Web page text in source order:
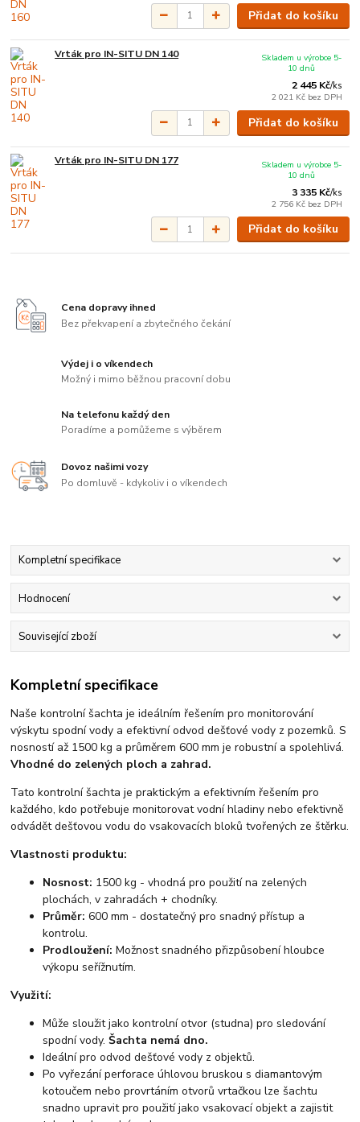
Přidat do košíku
Vrták pro IN-SITU DN 140
2 445 Kč/ks
2 021 Kč bez DPH
Skladem u výrobce 5-
10 dnů
Přidat do košíku
Vrták pro IN-SITU DN 177
3 335 Kč/ks
2 756 Kč bez DPH
Skladem u výrobce 5-
10 dnů
Přidat do košíku
Cena dopravy ihned
Bez překvapení a zbytečného čekání
Výdej i o víkendech
Možný i mimo běžnou pracovní dobu
Na telefonu každý den
Poradíme a pomůžeme s výběrem
Dovoz našimi vozy
Po domluvě - kdykoliv i o víkendech
Kompletní specifikace
Hodnocení
Související zboží
Kompletní specifikace
Naše kontrolní šachta je ideálním řešením pro monitorování
výskytu spodní vody a efektivní odvod dešťové vody z pozemků. S
nosností až 1500 kg a průměrem 600 mm je robustní a spolehlivá.
Vhodné do zelených ploch a zahrad.
Tato kontrolní šachta je praktickým a efektivním řešením pro
každého, kdo potřebuje monitorovat vodní hladiny nebo efektivně
odvádět dešťovou vodu do vsakovacích bloků tvořených ze štěrku.
Vlastnosti produktu:
Nosnost: 1500 kg - vhodná pro použití na zelených
plochách, v zahradách + chodníky.
Průměr: 600 mm - dostatečný pro snadný přístup a
kontrolu.
Prodloužení: Možnost snadného přizpůsobení hloubce
výkopu seřížnutím.
Využití:
Může sloužit jako kontrolní otvor (studna) pro sledování
spodní vody.Šachta nemá dno.
Ideální pro odvod dešťové vody z objektů.
Po vyřezání perforace úhlovou bruskou s diamantovým
kotoučem nebo provrtáním otvorů vrtačkou lze šachtu
snadno upravit pro použití jako vsakovací objekt a zajistit